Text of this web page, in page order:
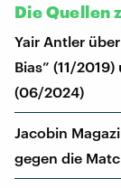
Die Quellen
Yair Antler
Bias” (11/
(06/2024)
Jacobin
gegen die